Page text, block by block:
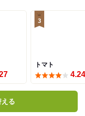
3
トマト
4.24
る